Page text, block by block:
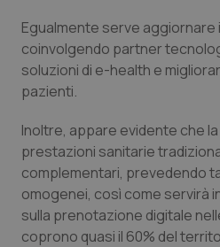
Provincia Autonoma di
Provincia Autonoma
Puglia
Sardegna
Sicilia
Infezioni & Febbre
Ipertensione &
Malattie rare
Malattia di Crohn &
Neuroscienze &
Egualmente serve aggiornare
coinvolgendo partner
soluzioni di e-health e
pazienti.
Inoltre, appare evidente che
prestazioni sanitarie
complementari, prevedendo
omogenei, così come servirà
sulla prenotazione digitale
coprono quasi il 60% del